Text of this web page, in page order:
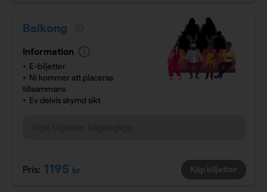
Balkong
Information
E-biljetter
Ni kommer att placeras
tillsammans
Ev delvis skymd sikt
Pris: 1195 kr Köp biljetter